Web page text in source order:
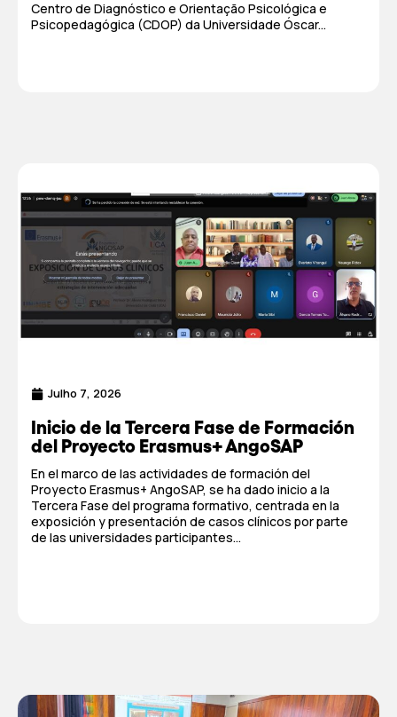
Centro de Diagnóstico e Orientação Psicológica e
Psicopedagógica (CDOP) da Universidade Óscar...
Julho 7, 2026
Inicio de la Tercera Fase de Formación
del Proyecto Erasmus+ AngoSAP
En el marco de las actividades de formación del
Proyecto Erasmus+ AngoSAP, se ha dado inicio a la
Tercera Fase del programa formativo, centrada en la
exposición y presentación de casos clínicos por parte
de las universidades participantes...